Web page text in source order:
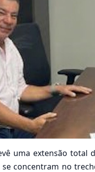
uma extensão total
concentram no